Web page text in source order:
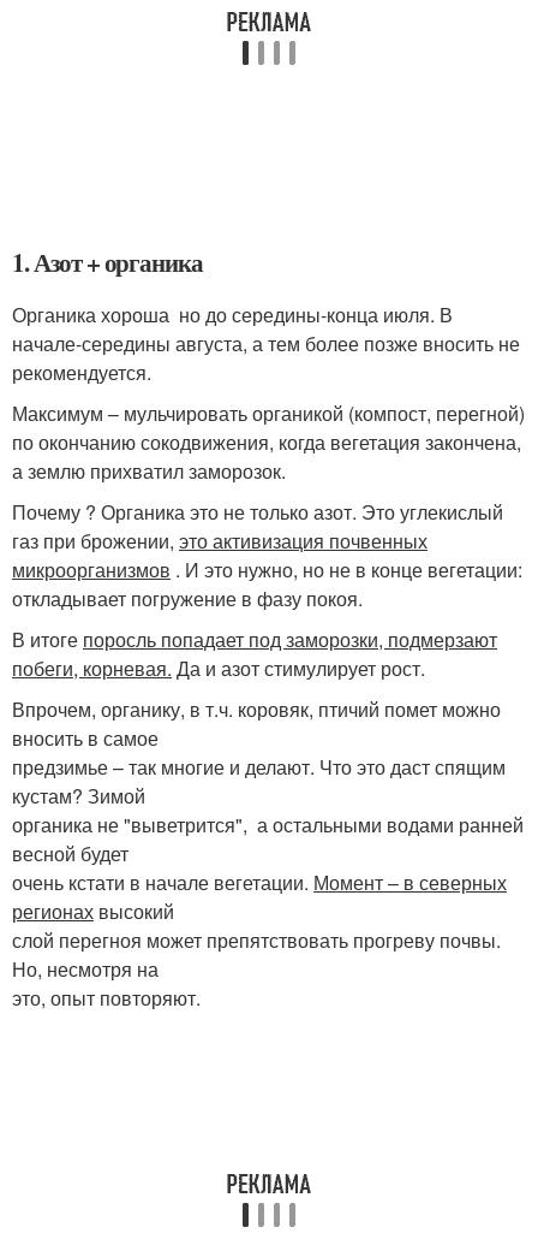
1. Азот + органика
Органика хороша но до середины-конца июля. В
начале-середины августа, а тем более позже вносить не
рекомендуется.
Максимум – мульчировать органикой (компост, перегной)
по окончанию сокодвижения, когда вегетация закончена,
а землю прихватил заморозок.
Почему ? Органика это не только азот. Это углекислый
газ при брожении, это активизация почвенных
микроорганизмов . И это нужно, но не в конце вегетации:
откладывает погружение в фазу покоя.
В итоге поросль попадает под заморозки, подмерзают
побеги, корневая. Да и азот стимулирует рост.
Впрочем, органику, в т.ч. коровяк, птичий помет можно
вносить в самое
предзимье – так многие и делают. Что это даст спящим
кустам? Зимой
органика не "выветрится", а остальными водами ранней
весной будет
очень кстати в начале вегетации. Момент – в северных
регионах высокий
слой перегноя может препятствовать прогреву почвы.
Но, несмотря на
это, опыт повторяют.